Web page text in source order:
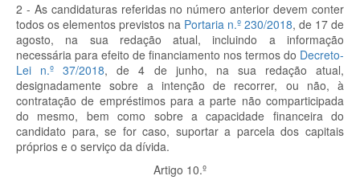
2 - As candidaturas referidas no número anterior devem conter
todos os elementos previstos na Portaria n.º 230/2018, de 17 de
agosto, na sua redação atual, incluindo a informação
necessária para efeito de financiamento nos termos do Decreto-
Lei n.º 37/2018, de 4 de junho, na sua redação atual,
designadamente sobre a intenção de recorrer, ou não, à
contratação de empréstimos para a parte não comparticipada
do mesmo, bem como sobre a capacidade financeira do
candidato para, se for caso, suportar a parcela dos capitais
próprios e o serviço da dívida.
Artigo 10.º